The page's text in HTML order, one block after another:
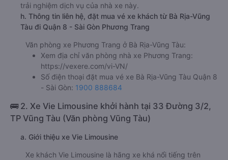
trải nghiệm dịch vụ của nhà xe này.
h. Thông tin liên hệ, đặt mua vé xe khách từ Bà Rịa-Vũng
Tàu đi Quận 8 - Sài Gòn Phương Trang
Văn phòng xe Phương Trang ở Bà Rịa-Vũng Tàu:
Xem địa chỉ văn phòng nhà xe Phương Trang:
https://vexere.com/vi-VN/
Số điện thoại đặt mua vé xe Bà Rịa-Vũng Tàu Quận 8
- Sài Gòn: 1900 888684
🚌 2. Xe Vie Limousine khởi hành tại 33 Đường 3/2,
TP Vũng Tàu (Văn phòng Vũng Tàu)
a. Giới thiệu xe Vie Limousine
Xe khách Vie Limousine là hãng xe khá nổi tiếng trên